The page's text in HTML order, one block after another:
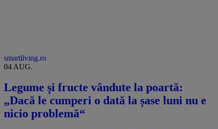
smartliving.ro
04 AUG.
Legume și fructe vândute la poartă:
„Dacă le cumperi o dată la șase luni nu e
nicio problemă“